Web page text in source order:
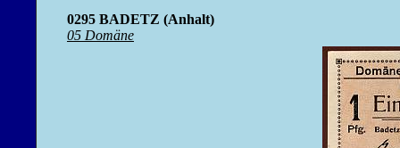
0295 BADETZ (Anhalt)
05 Domäne